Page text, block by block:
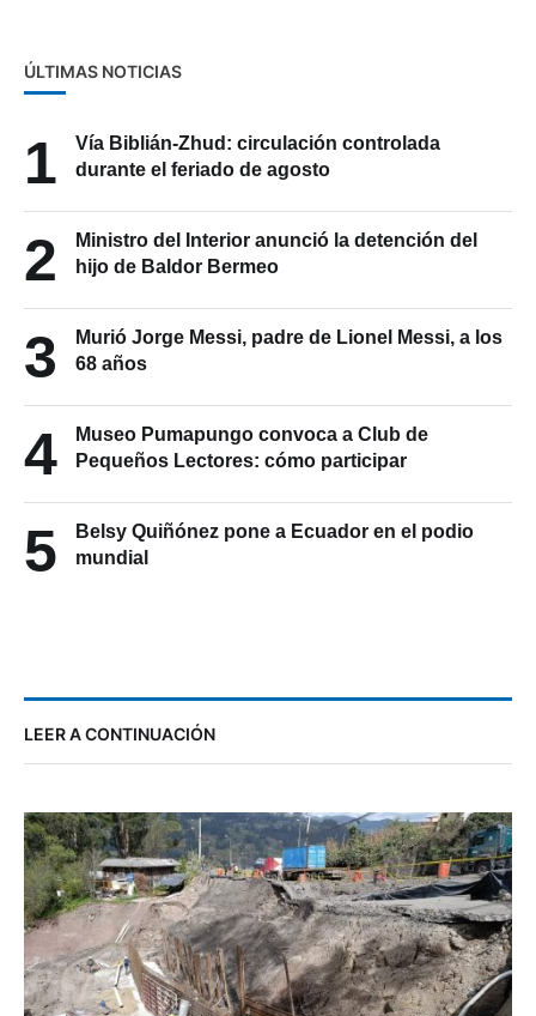
ÚLTIMAS NOTICIAS
1
Vía Biblián-Zhud: circulación controlada
durante el feriado de agosto
2
Ministro del Interior anunció la detención del
hijo de Baldor Bermeo
3
Murió Jorge Messi, padre de Lionel Messi, a los
68 años
4
Museo Pumapungo convoca a Club de
Pequeños Lectores: cómo participar
5
Belsy Quiñónez pone a Ecuador en el podio
mundial
LEER A CONTINUACIÓN